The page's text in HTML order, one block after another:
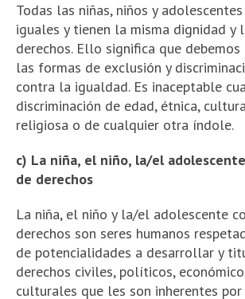
Todas las niñas, niños y
iguales y tienen la misma dignidad y
derechos. Ello significa que
las formas de exclusión y
contra la igualdad. Es inaceptable
discriminación de edad, étnica,
religiosa o de cualquier otra índole.
c) La niña, el niño, la/el
de derechos
La niña, el niño y la/el adolescente
derechos son seres humanos
de potencialidades a desarrollar y
derechos civiles, políticos,
culturales que les son inherentes